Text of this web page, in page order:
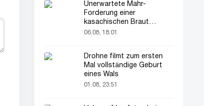
Unerwartete Mahr-
Forderung einer
kasachischen Braut
verblüfft alle
06.08, 18:01
Drohne filmt zum ersten
Mal vollständige Geburt
eines Wals
01.08, 23:51